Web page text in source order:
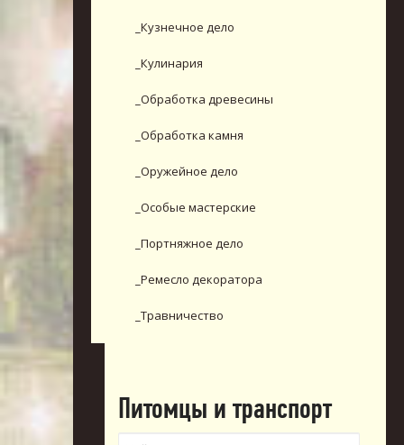
_Кузнечное дело
_Кулинария
_Обработка древесины
_Обработка камня
_Оружейное дело
_Особые мастерские
_Портняжное дело
_Ремесло декоратора
_Травничество
Питомцы и транспорт